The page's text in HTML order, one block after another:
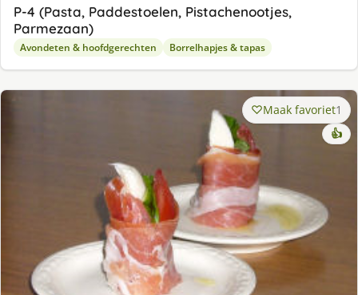
P-4 (Pasta, Paddestoelen, Pistachenootjes,
Parmezaan)
Avondeten & hoofdgerechten Borrelhapjes & tapas
Maak favoriet1
👍